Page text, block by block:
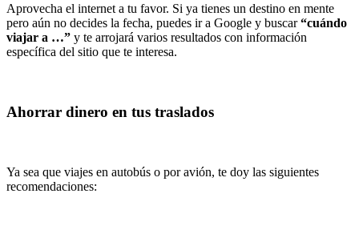
Aprovecha el internet a tu favor. Si ya tienes un destino en mente
pero aún no decides la fecha, puedes ir a Google y buscar“cuándo
viajar a …” y te arrojará varios resultados con información
específica del sitio que te interesa.
Ahorrar dinero en tus traslados
Ya sea que viajes en autobús o por avión, te doy las siguientes
recomendaciones: